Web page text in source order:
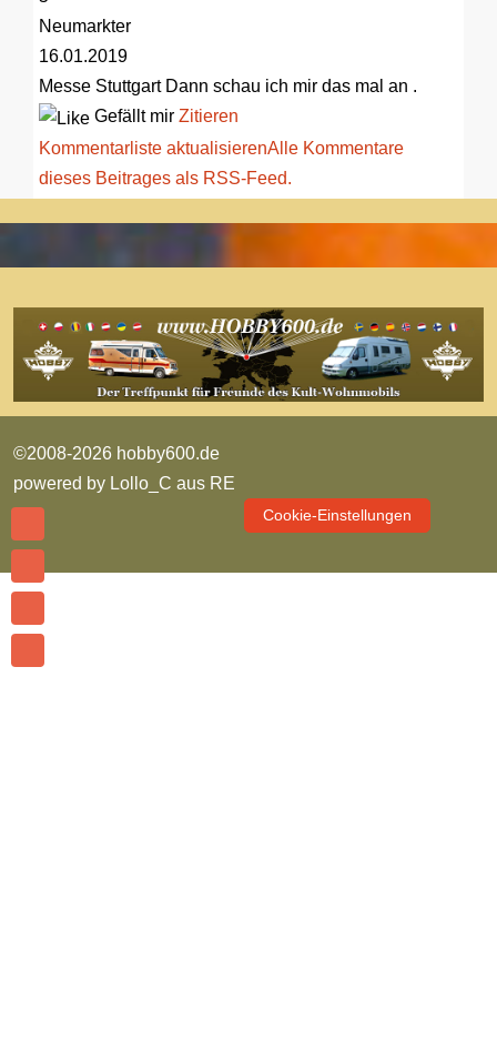
Neumarkter
16.01.2019
Messe StuttgartDann schau ich mir das mal an .
Gefällt mir Zitieren
Kommentarliste aktualisierenAlle Kommentare
dieses Beitrages als RSS-Feed.
©2008-2026 hobby600.de
powered by Lollo_C aus RE
Cookie-Einstellungen